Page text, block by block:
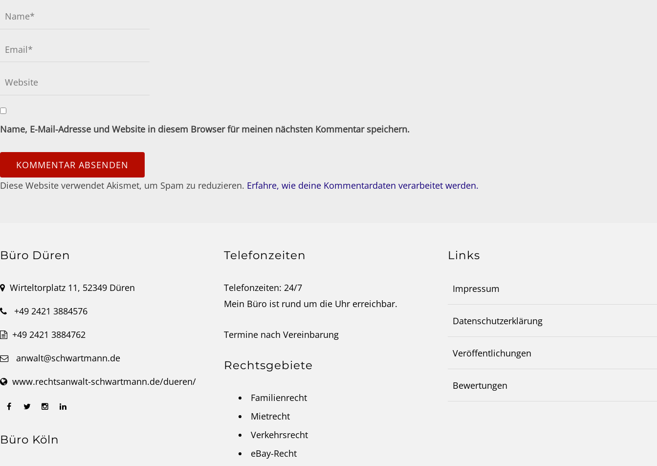
Name, E-Mail-Adresse und Website in diesem Browser für meinen nächsten Kommentar speichern.
Diese Website verwendet Akismet, um Spam zu reduzieren. Erfahre, wie deine Kommentardaten verarbeitet werden.
Büro Düren
Wirteltorplatz 11, 52349 Düren
+49 2421 3884576
+49 2421 3884762
anwalt@schwartmann.de
www.rechtsanwalt-schwartmann.de/dueren/
Büro Köln
Telefonzeiten
Telefonzeiten: 24/7
Mein Büro ist rund um die Uhr erreichbar.
Termine nach Vereinbarung
Rechtsgebiete
Familienrecht
Mietrecht
Verkehrsrecht
eBay-Recht
Links
Impressum
Datenschutzerklärung
Veröffentlichungen
Bewertungen